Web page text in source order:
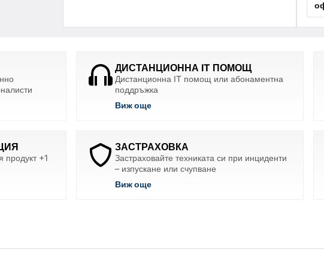
ДИСТАНЦИОННА IT ПОМОЩ
Дистанционна IT помощ или абонаментна
поддръжка
Виж още
продукт +1
ЗАСТРАХОВКА
Застраховайте техниката си при инциденти
– изпускане или счупване
Виж още